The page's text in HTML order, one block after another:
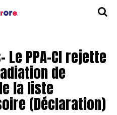
PPA-CI rejette
de
la liste
(Déclaration)